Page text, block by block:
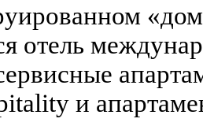
отель
и